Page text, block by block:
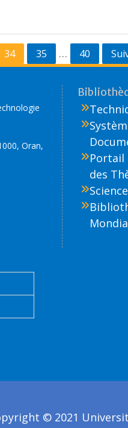
34 35 … 40
Oran,
Portail
des
© 2021